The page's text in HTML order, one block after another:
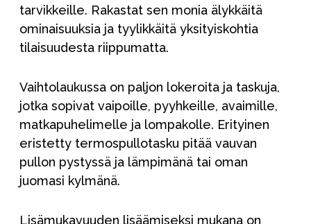
tarvikkeille. Rakastat sen monia älykkäitä
ominaisuuksia ja tyylikkäitä yksityiskohtia
tilaisuudesta riippumatta.
Vaihtolaukussa on paljon lokeroita ja taskuja,
jotka sopivat vaipoille, pyyhkeille, avaimille,
matkapuhelimelle ja lompakolle. Erityinen
eristetty termospullotasku pitää vauvan
pullon pystyssä ja lämpimänä tai oman
juomasi kylmänä.
Lisämukavuuden lisäämiseksi mukana on